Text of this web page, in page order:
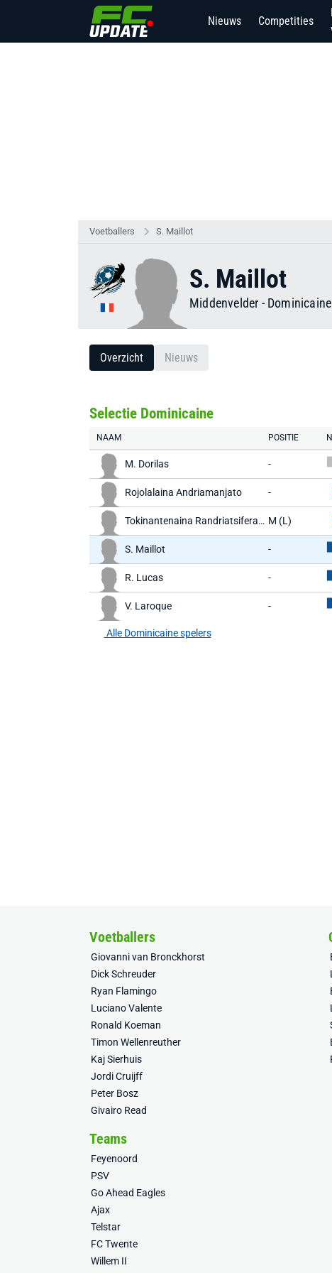
Nieuws Competities
Voetballers S. Maillot
S. Maillot
Middenvelder - Dominicaine
Overzicht Nieuws
Selectie Dominicaine
NAAM POSITIE
M. Dorilas -
Rojolalaina Andriamanjato -
Tokinantenaina Randriatsiferana M (L)
S. Maillot -
R. Lucas -
V. Laroque -
Alle Dominicaine spelers
Voetballers
Giovanni van Bronckhorst
Dick Schreuder
Ryan Flamingo
Luciano Valente
Ronald Koeman
Timon Wellenreuther
Kaj Sierhuis
Jordi Cruijff
Peter Bosz
Givairo Read
Teams
Feyenoord
PSV
Go Ahead Eagles
Ajax
Telstar
FC Twente
Willem II